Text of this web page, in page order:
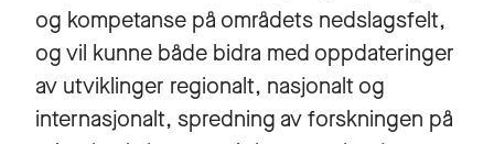
og kompetanse på områdets nedslagsfelt,
og vil kunne både bidra med oppdateringer
av utviklinger regionalt, nasjonalt og
internasjonalt, spredning av forskningen på